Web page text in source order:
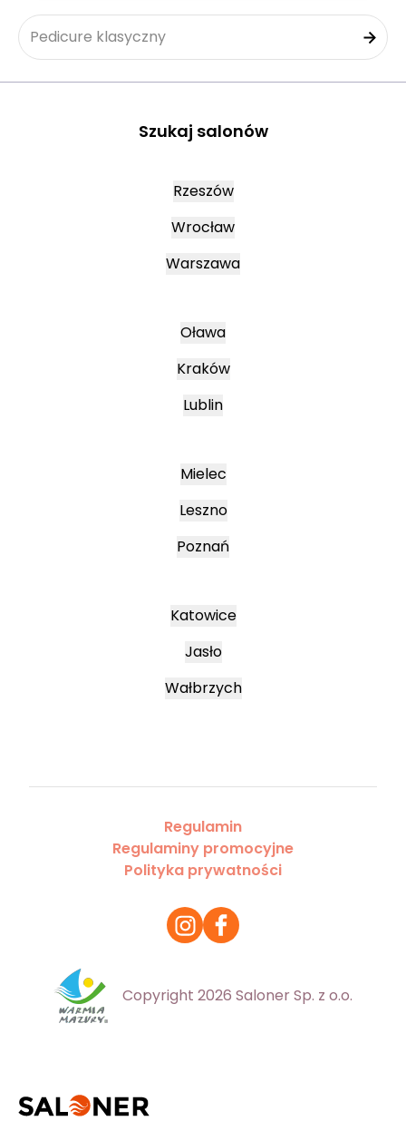
Pedicure klasyczny
Szukaj salonów
Rzeszów
Wrocław
Warszawa
Oława
Kraków
Lublin
Mielec
Leszno
Poznań
Katowice
Jasło
Wałbrzych
Regulamin
Regulaminy promocyjne
Polityka prywatności
Copyright 2026 Saloner Sp. z o.o.